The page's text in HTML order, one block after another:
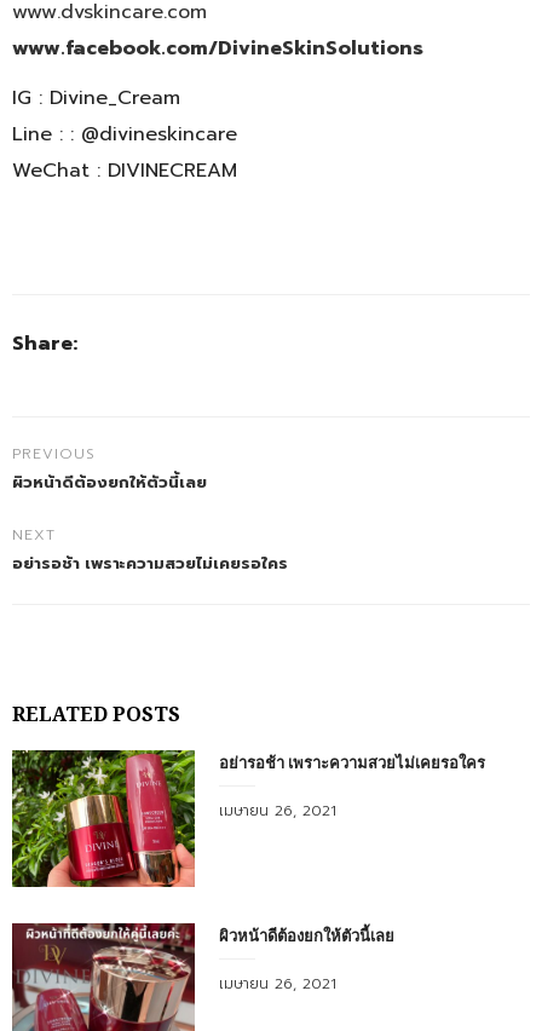
www.dvskincare.com
www.facebook.com/DivineSkinSolutions
IG : Divine_Cream
Line : : @divineskincare
WeChat : DIVINECREAM
Share:
PREVIOUS
ผิวหน้าดีต้องยกให้ตัวนี้เลย
NEXT
อย่ารอช้า เพราะความสวยไม่เคยรอใคร
RELATED POSTS
อย่ารอช้า เพราะความสวยไม่เคยรอใคร
Posted
เมษายน 26, 2021
ผิวหน้าดีต้องยกให้ตัวนี้เลย
Posted
เมษายน 26, 2021